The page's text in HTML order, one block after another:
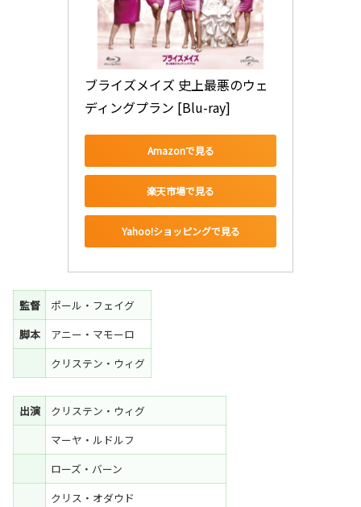
ブライズメイズ 史上最悪のウェ
ディングプラン [Blu-ray]
Amazonで見る
楽天市場で見る
Yahoo!ショッピングで見る
監督
ポール・フェイグ
脚本
アニー・マモーロ
クリステン・ウィグ
出演
クリステン・ウィグ
マーヤ・ルドルフ
ローズ・バーン
クリス・オダウド